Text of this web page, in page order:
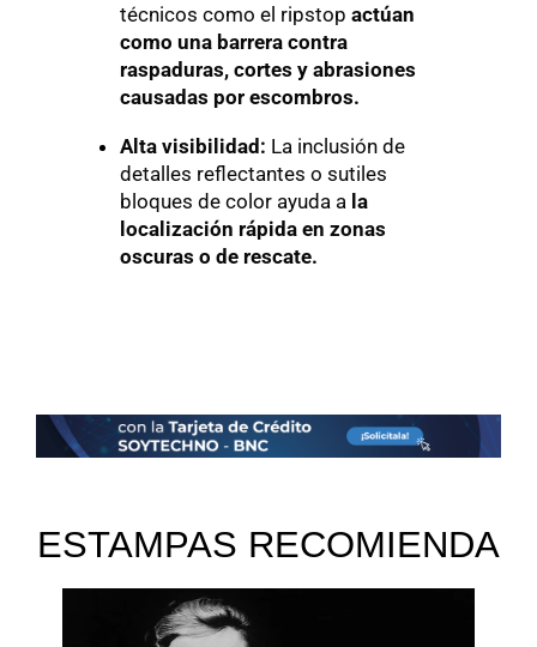
técnicos como el ripstop actúan
como una barrera contra
raspaduras, cortes y abrasiones
causadas por escombros.
Alta visibilidad: La inclusión de
detalles reflectantes o sutiles
bloques de color ayuda a la
localización rápida en zonas
oscuras o de rescate.
ESTAMPAS RECOMIENDA